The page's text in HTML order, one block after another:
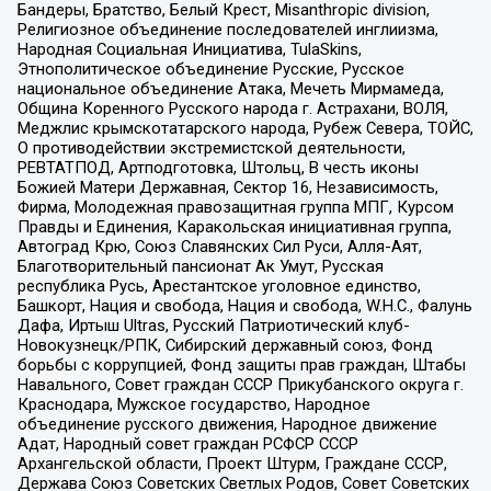
Бандеры, Братство, Белый Крест, Misanthropic division,
Религиозное объединение последователей инглиизма,
Народная Социальная Инициатива, TulaSkins,
Этнополитическое объединение Русские, Русское
национальное объединение Атака, Мечеть Мирмамеда,
Община Коренного Русского народа г. Астрахани, ВОЛЯ,
Меджлис крымскотатарского народа, Рубеж Севера, ТОЙС,
О противодействии экстремистской деятельности,
РЕВТАТПОД, Артподготовка, Штольц, В честь иконы
Божией Матери Державная, Сектор 16, Независимость,
Фирма, Молодежная правозащитная группа МПГ, Курсом
Правды и Единения, Каракольская инициативная группа,
Автоград Крю, Союз Славянских Сил Руси, Алля-Аят,
Благотворительный пансионат Ак Умут, Русская
республика Русь, Арестантское уголовное единство,
Башкорт, Нация и свобода, Нация и свобода, W.H.С., Фалунь
Дафа, Иртыш Ultras, Русский Патриотический клуб-
Новокузнецк/РПК, Сибирский державный союз, Фонд
борьбы с коррупцией, Фонд защиты прав граждан, Штабы
Навального, Совет граждан СССР Прикубанского округа г.
Краснодара, Мужское государство, Народное
объединение русского движения, Народное движение
Адат, Народный совет граждан РСФСР СССР
Архангельской области, Проект Штурм, Граждане СССР,
Держава Союз Советских Светлых Родов, Совет Советских